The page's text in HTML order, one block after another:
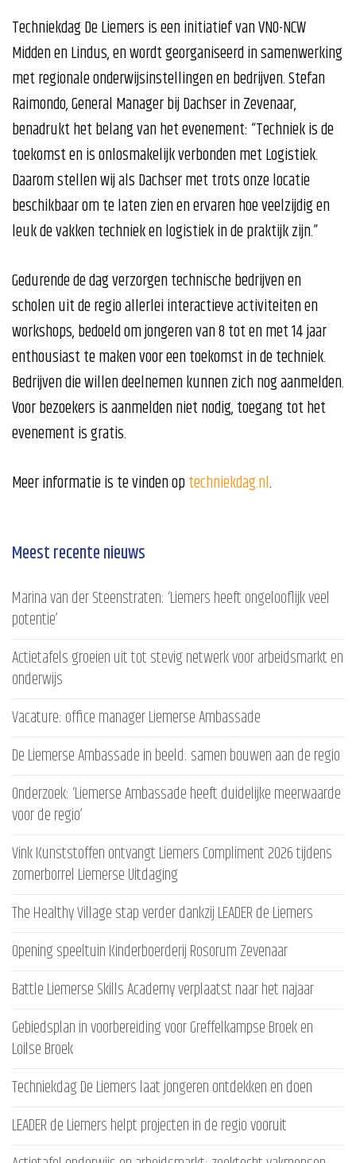
Techniekdag De Liemers is een initiatief van VNO-NCW
Midden en Lindus, en wordt georganiseerd in samenwerking
met regionale onderwijsinstellingen en bedrijven. Stefan
Raimondo, General Manager bij Dachser in Zevenaar,
benadrukt het belang van het evenement: “Techniek is de
toekomst en is onlosmakelijk verbonden met Logistiek.
Daarom stellen wij als Dachser met trots onze locatie
beschikbaar om te laten zien en ervaren hoe veelzijdig en
leuk de vakken techniek en logistiek in de praktijk zijn.”
Gedurende de dag verzorgen technische bedrijven en
scholen uit de regio allerlei interactieve activiteiten en
workshops, bedoeld om jongeren van 8 tot en met 14 jaar
enthousiast te maken voor een toekomst in de techniek.
Bedrijven die willen deelnemen kunnen zich nog aanmelden.
Voor bezoekers is aanmelden niet nodig, toegang tot het
evenement is gratis.
Meer informatie is te vinden optechniekdag.nl.
Meest recente nieuws
Marina van der Steenstraten: ‘Liemers heeft ongelooflijk veel
potentie’
Actietafels groeien uit tot stevig netwerk voor arbeidsmarkt en
onderwijs
Vacature: office manager Liemerse Ambassade
De Liemerse Ambassade in beeld: samen bouwen aan de regio
Onderzoek: ‘Liemerse Ambassade heeft duidelijke meerwaarde
voor de regio’
Vink Kunststoffen ontvangt Liemers Compliment 2026 tijdens
zomerborrel Liemerse Uitdaging
The Healthy Village stap verder dankzij LEADER de Liemers
Opening speeltuin Kinderboerderij Rosorum Zevenaar
Battle Liemerse Skills Academy verplaatst naar het najaar
Gebiedsplan in voorbereiding voor Greffelkampse Broek en
Loilse Broek
Techniekdag De Liemers laat jongeren ontdekken en doen
LEADER de Liemers helpt projecten in de regio vooruit